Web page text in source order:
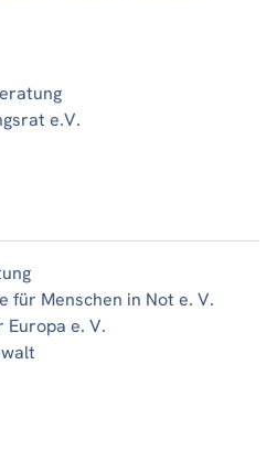
e.V.
für Menschen in Not e. V.
e. V.